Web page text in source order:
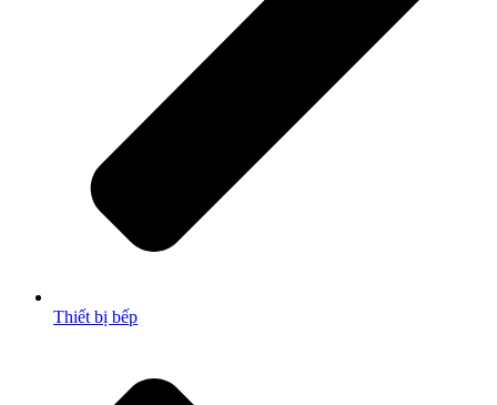
Thiết bị bếp